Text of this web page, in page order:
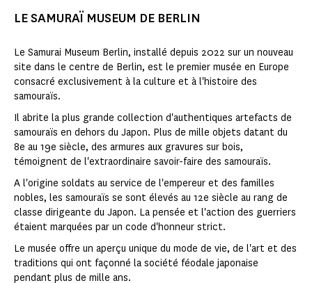
LE SAMURAÏ MUSEUM DE BERLIN
Le Samurai Museum Berlin, installé depuis 2022 sur un nouveau
site dans le centre de Berlin, est le premier musée en Europe
consacré exclusivement à la culture et à l'histoire des
samouraïs.
Il abrite la plus grande collection d'authentiques artefacts de
samouraïs en dehors du Japon. Plus de mille objets datant du
8e au 19e siècle, des armures aux gravures sur bois,
témoignent de l'extraordinaire savoir-faire des samouraïs.
A l'origine soldats au service de l'empereur et des familles
nobles, les samouraïs se sont élevés au 12e siècle au rang de
classe dirigeante du Japon. La pensée et l'action des guerriers
étaient marquées par un code d'honneur strict.
Le musée offre un aperçu unique du mode de vie, de l'art et des
traditions qui ont façonné la société féodale japonaise
pendant plus de mille ans.